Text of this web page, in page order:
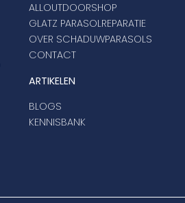
ALLOUTDOORSHOP
GLATZ PARASOLREPARATIE
OVER SCHADUWPARASOLS
CONTACT
ARTIKELEN
BLOGS
KENNISBANK